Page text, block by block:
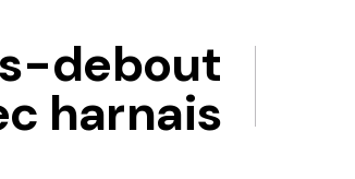
debout
harnais